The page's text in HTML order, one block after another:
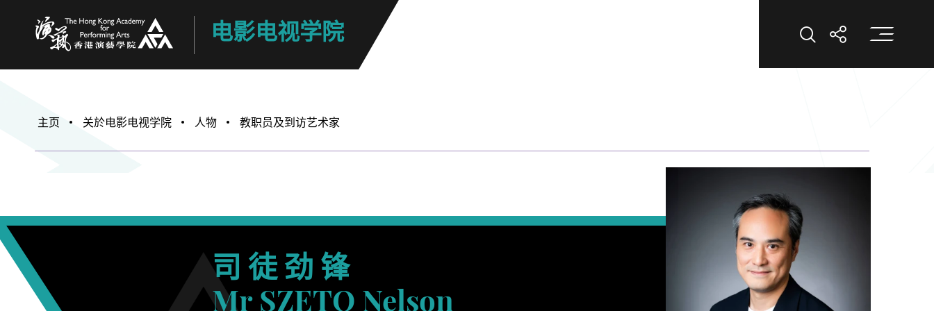
电影电视学院 打开搜索打开分享打
主页 关於电影电视学院 人物 教职员及到访艺术家
司 徒 劲 锋
Mr SZETO Nelson